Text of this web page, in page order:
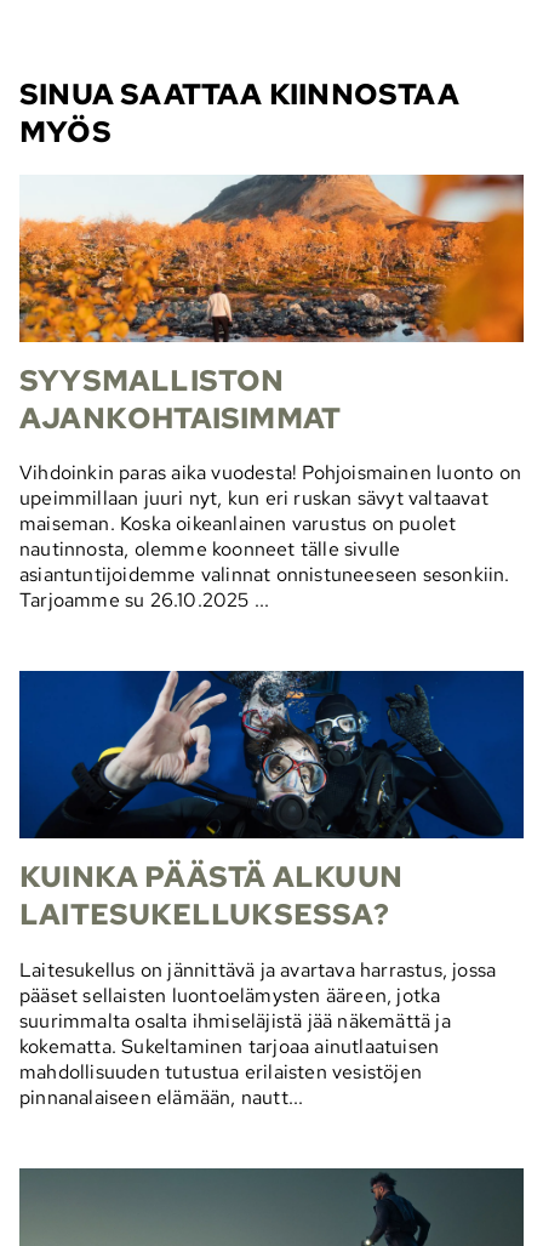
SINUA SAATTAA KIINNOSTAA
MYÖS
SYYSMALLISTON
AJANKOHTAISIMMAT
Vihdoinkin paras aika vuodesta! Pohjoismainen luonto on
upeimmillaan juuri nyt, kun eri ruskan sävyt valtaavat
maiseman. Koska oikeanlainen varustus on puolet
nautinnosta, olemme koonneet tälle sivulle
asiantuntijoidemme valinnat onnistuneeseen sesonkiin.
Tarjoamme su 26.10.2025 ...
KUINKA PÄÄSTÄ ALKUUN
LAITESUKELLUKSESSA?
Laitesukellus on jännittävä ja avartava harrastus, jossa
pääset sellaisten luontoelämysten ääreen, jotka
suurimmalta osalta ihmiseläjistä jää näkemättä ja
kokematta. Sukeltaminen tarjoaa ainutlaatuisen
mahdollisuuden tutustua erilaisten vesistöjen
pinnanalaiseen elämään, nautt...